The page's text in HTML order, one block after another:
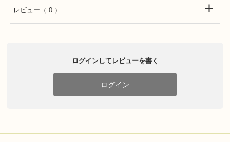
レビュー （ 0 ）
ログインしてレビューを書く
ログイン